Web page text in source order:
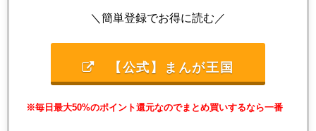
＼簡単登録でお得に読む／
【公式】まんが王国
※毎日最大50%のポイント還元なのでまとめ買いするなら一番